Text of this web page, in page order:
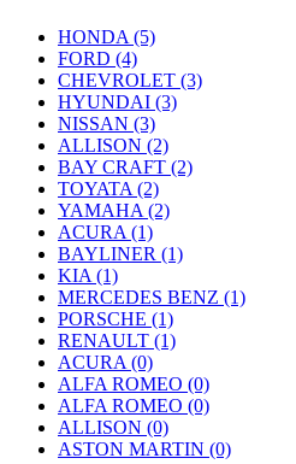
HONDA (5)
FORD (4)
CHEVROLET (3)
HYUNDAI (3)
NISSAN (3)
ALLISON (2)
BAY CRAFT (2)
TOYATA (2)
YAMAHA (2)
ACURA (1)
BAYLINER (1)
KIA (1)
MERCEDES BENZ (1)
PORSCHE (1)
RENAULT (1)
ACURA (0)
ALFA ROMEO (0)
ALFA ROMEO (0)
ALLISON (0)
ASTON MARTIN (0)